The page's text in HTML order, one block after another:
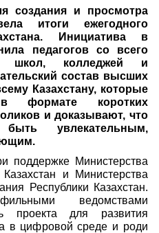
создания и просмотра
итоги ежегодного
Инициатива в
педагогов со всего
школ, колледжей и
состав высших
Казахстану, которые
формате коротких
и доказывают, что
увлекательным,
поддержке Министерства
и Министерства
Республики Казахстан.
ведомствами
проекта для развития
в цифровой среде и роди